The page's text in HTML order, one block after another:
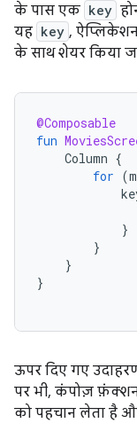
के पास एक key
यह key ,
के साथ शेयर किया
@Composable
fun
Column {
for (
}
}
}
}
ऊपर दिए गए
पर भी, कंपोज़
को पहचान लेता है